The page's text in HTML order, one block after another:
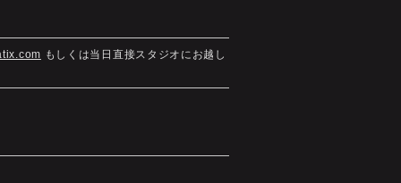
もしくは当日直接スタジオにお越し